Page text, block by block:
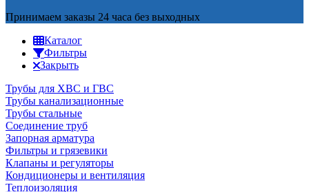
Принимаем заказы 24 часа без выходных
Каталог
Фильтры
Закрыть
Трубы для ХВС и ГВС
Трубы канализационные
Трубы стальные
Соединение труб
Запорная арматура
Фильтры и грязевики
Клапаны и регуляторы
Кондиционеры и вентиляция
Теплоизоляция